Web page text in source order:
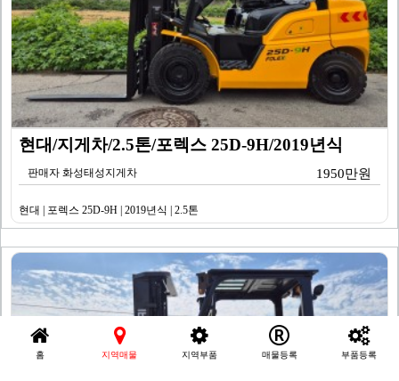
현대/지게차/2.5톤/포렉스 25D-9H/2019년식
판매자 화성태성지게차 1950만원
현대 | 포렉스 25D-9H | 2019년식 | 2.5톤
홈 지역매물 지역부품 매물등록 부품등록